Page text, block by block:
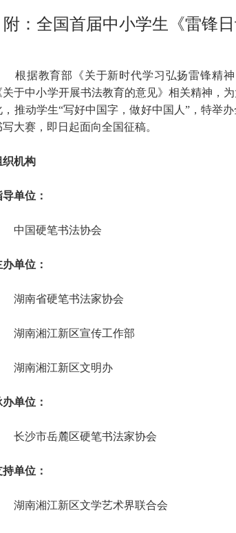
附：全国首届中小学生《雷锋
据教育部《关于新时代学习弘扬雷锋精神
关于中小学开展书法教育的意见》相关精神，
，推动学生“写好中国字，做好中国人”，特举
写大赛，即日起面向全国征稿。
织机构
导单位：
国硬笔书法协会
办单位：
南省硬笔书法家协会
南湘江新区宣传工作部
南湘江新区文明办
办单位：
沙市岳麓区硬笔书法家协会
持单位：
南湘江新区文学艺术界联合会